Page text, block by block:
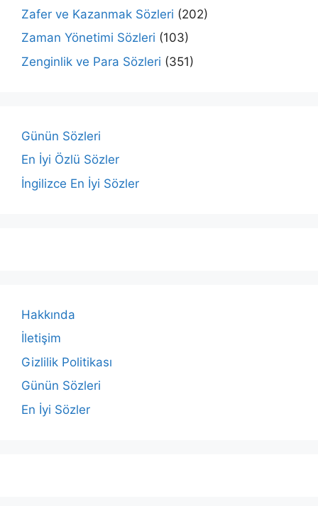
Zafer ve Kazanmak Sözleri (202)
Zaman Yönetimi Sözleri (103)
Zenginlik ve Para Sözleri (351)
Günün Sözleri
En İyi Özlü Sözler
İngilizce En İyi Sözler
Hakkında
İletişim
Gizlilik Politikası
Günün Sözleri
En İyi Sözler